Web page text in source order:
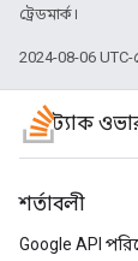
ট্রেডমার্ক।
2024-08-06
স্ট্যাক
শর্তাবলী
Google API